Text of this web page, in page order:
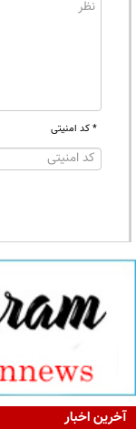
* کد امنیتی
آخرین اخبار